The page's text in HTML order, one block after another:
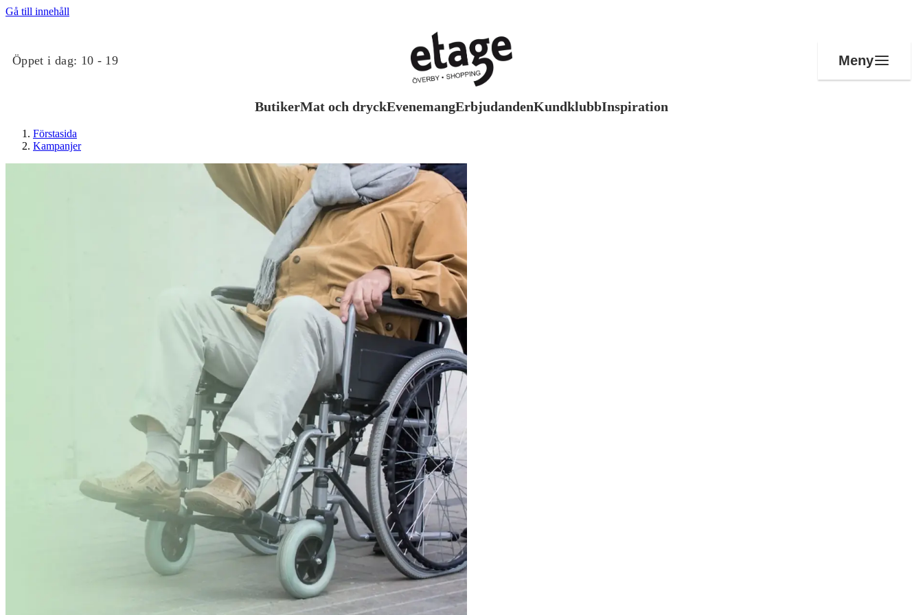
Gå till innehåll
Öppet i dag: 10 - 19 Meny
ButikerMat och dryckEvenemangErbjudandenKundklubbInspiration
Mat och dryck
Evenemang
Erbjudanden
Kundklubb
Inspiration
Förstasida
Kampanjer